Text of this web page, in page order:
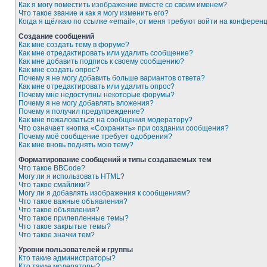
Как я могу поместить изображение вместе со своим именем?
Что такое звание и как я могу изменить его?
Когда я щёлкаю по ссылке «email», от меня требуют войти на
Создание сообщений
Как мне создать тему в форуме?
Как мне отредактировать или удалить сообщение?
Как мне добавить подпись к своему сообщению?
Как мне создать опрос?
Почему я не могу добавить больше вариантов ответа?
Как мне отредактировать или удалить опрос?
Почему мне недоступны некоторые форумы?
Почему я не могу добавлять вложения?
Почему я получил предупреждение?
Как мне пожаловаться на сообщения модератору?
Что означает кнопка «Сохранить» при создании сообщения?
Почему моё сообщение требует одобрения?
Как мне вновь поднять мою тему?
Форматирование сообщений и типы создаваемых тем
Что такое BBCode?
Могу ли я использовать HTML?
Что такое смайлики?
Могу ли я добавлять изображения к сообщениям?
Что такое важные объявления?
Что такое объявления?
Что такое прилепленные темы?
Что такое закрытые темы?
Что такое значки тем?
Уровни пользователей и группы
Кто такие администраторы?